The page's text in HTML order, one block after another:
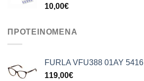
10,00€
ΠΡΟΤΕΙΝΟΜΕΝΑ
FURLA VFU388 01AY 5416
119,00€